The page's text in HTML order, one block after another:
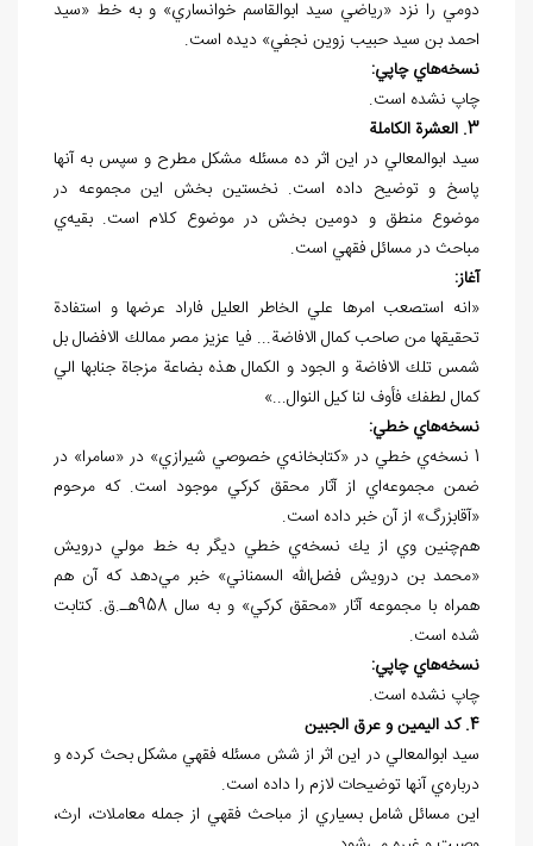
دومي را نزد «رياضي سيد ابوالقاسم خوانساري» و به خط «سيد
احمد بن سيد حبيب زوين نجفي» ديده است.
نسخههاي چاپي:
چاپ نشده است.
3. العشرة الكاملة
سيد ابوالمعالي در اين اثر ده مسئله مشكل مطرح و سپس به آنها
پاسخ و توضيح داده است. نخستين بخش اين مجموعه در
موضوع منطق و دومين بخش در موضوع كلام است. بقيهي
مباحث در مسائل فقهي است.
آغاز:
«انه استصعب امرها علي الخاطر العليل فاراد عرضها و استفادة
تحقيقها من صاحب كمال الافاضة... فيا عزيز مصر ممالك الافضال بل
شمس تلك الافاضة و الجود و الكمال هذه بضاعة مزجاة جنابها الي
كمال لطفك فأوف لنا كيل النوال...»
نسخههاي خطي:
1 نسخه‌ي خطي در «کتابخانه‌ي خصوصي شيرازي» در «سامرا» در
ضمن مجموعهاي از آثار محقق كركي موجود است. كه مرحوم
«آقابزرگ» از آن خبر داده است.
هم‌چنين وي از يك نسخهي خطي ديگر به خط مولي درويش
«محمد بن درويش فضل‌الله السمناني» خبر ميدهد كه آن هم
همراه با مجموعه آثار «محقق كركي» و به سال 958هـ.ق. كتابت
شده است.
نسخههاي چاپي:
چاپ نشده است.
4. كد اليمين و عرق الجبين
سيد ابوالمعالي در اين اثر از شش مسئله فقهي مشكل بحث كرده و
دربارهي آنها توضيحات لازم را داده است.
اين مسائل شامل بسياري از مباحث فقهي از جمله معاملات، ارث،